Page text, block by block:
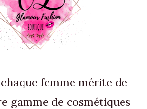
femme mérite de
gamme de cosmétiques